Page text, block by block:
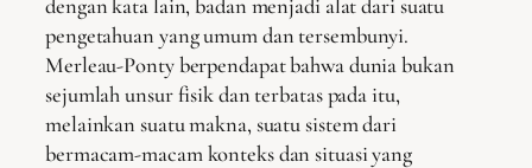
dengan kata lain, badan menjadi alat dari suatu
pengetahuan yang umum dan tersembunyi.
Merleau-Ponty berpendapat bahwa dunia bukan
sejumlah unsur fisik dan terbatas pada itu,
melainkan suatu makna, suatu sistem dari
bermacam-macam konteks dan situasi yang